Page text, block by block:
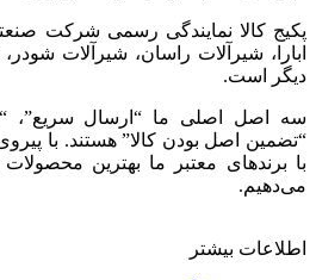
پکیج کالا نمایندگی رسمی شرکت
ابارا، شیرآلات راسان، شیرآلات
دیگر است.
سه اصل اصلی ما “ارسال سریع”،
“تضمین اصل بودن کالا” هستند. با
با برندهای معتبر ما بهترین
می‌دهیم.
اطلاعات بیشتر